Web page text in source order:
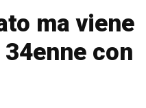
ma viene
con